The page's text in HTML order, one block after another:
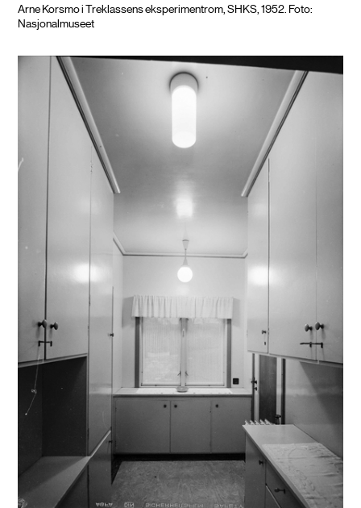
Arne Korsmo i Treklassens eksperimentrom, SHKS, 1952. Foto:
Nasjonalmuseet